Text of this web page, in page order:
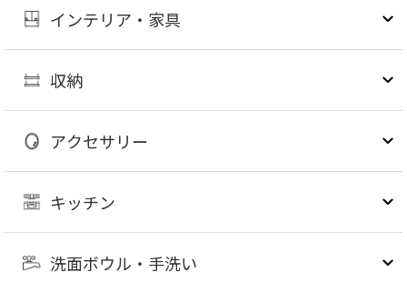
インテリア・家具
収納
アクセサリー
キッチン
洗面ボウル・手洗い